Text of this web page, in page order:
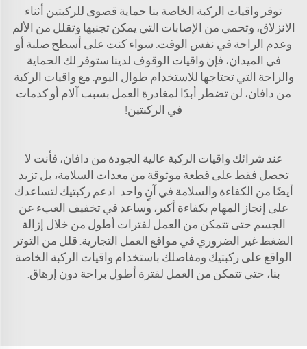
توفر واقيات الركبة الخاصة بنا حماية قصوى للركبتين أثناء
الانزلاق، وتحمي من الإصابات التي يمكن تجنبها وتقلل من الألم
وعدم الراحة في نفس الوقت. سواء كنت على أسطح صلبة أو
في الميدان، فإن واقيات الوقوف لدينا ستوفر لك الحماية
والراحة التي تحتاجها للاستخدام طوال اليوم. مع واقيات الركبة
من دافان، لن تضطر أبدًا لمغادرة العمل بسبب آلام أو كدمات
في الركبتين!
عند شرائك واقيات الركبة عالية الجودة من دافان، فأنت لا
تحصل فقط على قطعة موثوقة من معدات السلامة، بل تزيد
أيضًا من الكفاءة والسلامة في آنٍ واحد. ادعم ركبتيك لتساعدك
على إنجاز المهام بكفاءة أكبر، وساعد في تخفيف العبء عن
الجسم حتى تتمكن من العمل لفترات أطول من خلال إزالة
الضغط غير الضروري في مواقع العمل التجارية. قلل من التوتر
الواقع على ركبتيك ومفاصلك باستخدام واقيات الركبة الخاصة
بنا، حتى تتمكن من العمل لفترة أطول براحة دون إرهاق.